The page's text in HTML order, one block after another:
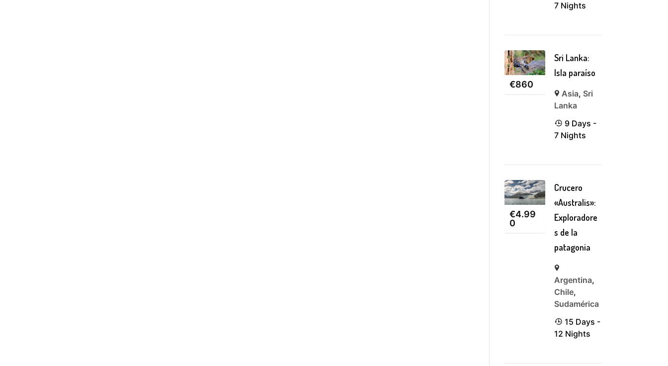
7 Nights
€860
Sri Lanka:
Isla paraíso
Asia, Sri
Lanka
9 Days -
7 Nights
€4.99
0
Crucero
«Australis»:
Exploradore
s de la
patagonia
Argentina,
Chile,
Sudamérica
15 Days -
12 Nights